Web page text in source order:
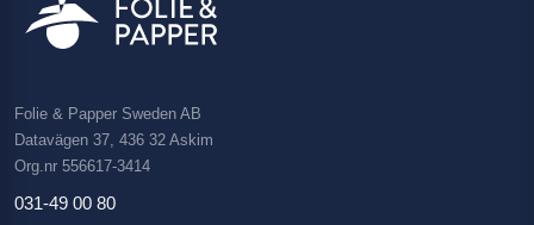
Folie & Papper Sweden AB
Datavägen 37, 436 32 Askim
Org.nr 556617-3414
031-49 00 80